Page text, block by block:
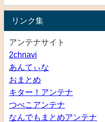
リンク集
アンテナサイト
2chnavi
あんてぃな
おまとめ
キター！アンテナ
つべこアンテナ
なんでもまとめアンテナ